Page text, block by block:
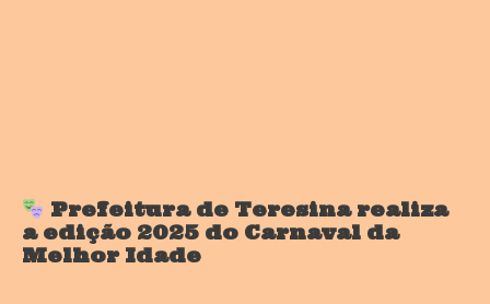
Prefeitura de Teresina realiza
a edição 2025 do Carnaval da
Melhor Idade